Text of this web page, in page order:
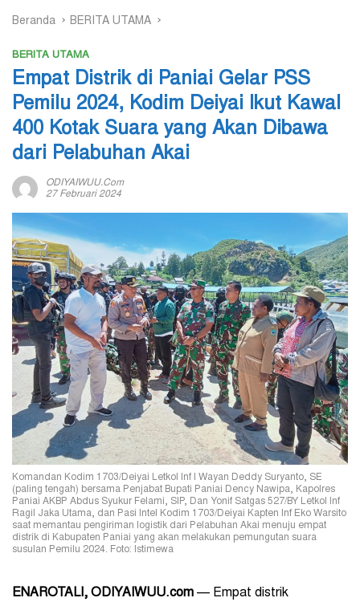
Beranda BERITA UTAMA
BERITA UTAMA
Empat Distrik di Paniai Gelar PSS
Pemilu 2024, Kodim Deiyai Ikut Kawal
400 Kotak Suara yang Akan Dibawa
dari Pelabuhan Akai
ODIYAIWUU.com
27 Februari 2024
Komandan Kodim 1703/Deiyai Letkol Inf I Wayan Deddy Suryanto, SE
(paling tengah) bersama Penjabat Bupati Paniai Dency Nawipa, Kapolres
Paniai AKBP Abdus Syukur Felami, SIP, Dan Yonif Satgas 527/BY Letkol Inf
Ragil Jaka Utama, dan Pasi Intel Kodim 1703/Deiyai Kapten Inf Eko Warsito
saat memantau pengiriman logistik dari Pelabuhan Akai menuju empat
distrik di Kabupaten Paniai yang akan melakukan pemungutan suara
susulan Pemilu 2024. Foto: Istimewa
ENAROTALI, ODIYAIWUU.com — Empat distrik